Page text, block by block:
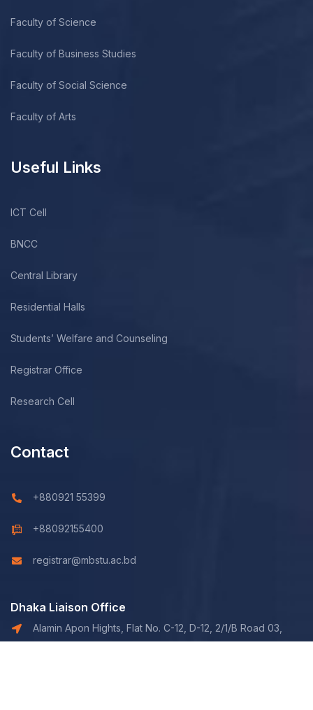
Faculty of Science
Faculty of Business Studies
Faculty of Social Science
Faculty of Arts
Useful Links
ICT Cell
BNCC
Central Library
Residential Halls
Students’ Welfare and Counseling
Registrar Office
Research Cell
Contact
+880921 55399
+88092155400
registrar@mbstu.ac.bd
Dhaka Liaison Office
Alamin Apon Hights, Flat No. C-12, D-12, 2/1/B Road 03,